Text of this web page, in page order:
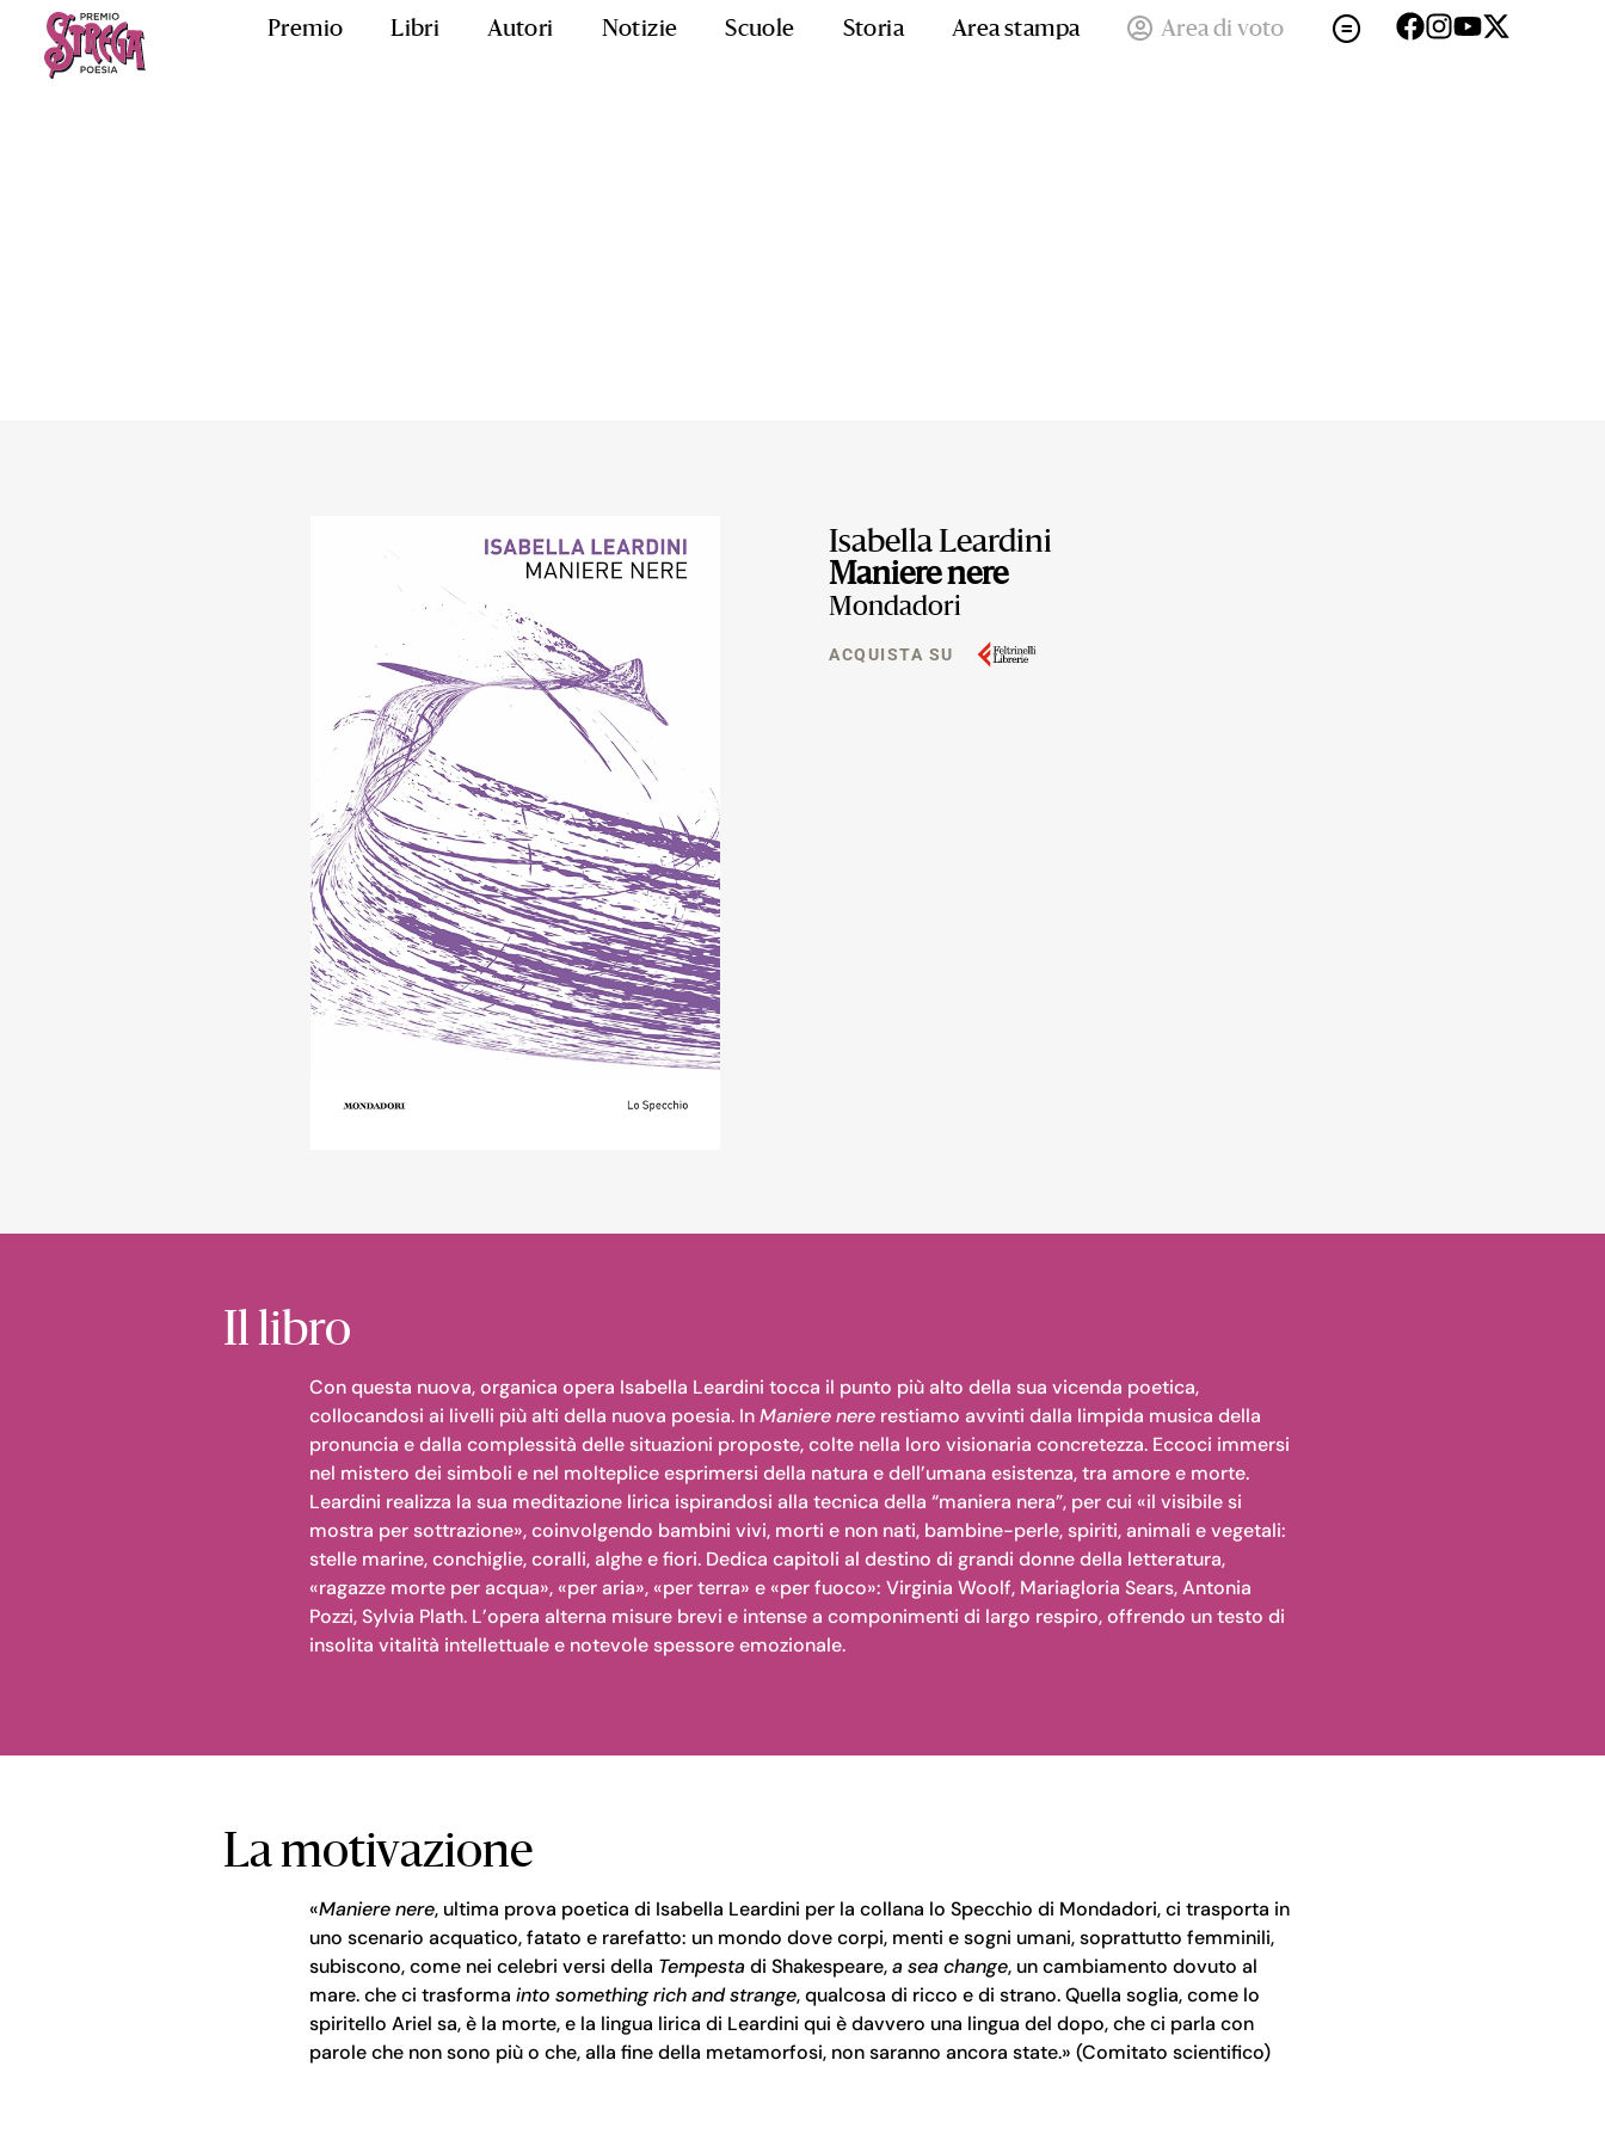
Premio Libri Autori Notizie Scuole Storia Area stampa Area di voto
Isabella Leardini
Maniere nere
Mondadori
ACQUISTA SU
Il libro
Con questa nuova, organica opera Isabella Leardini tocca il punto più alto della sua vicenda poetica,
collocandosi ai livelli più alti della nuova poesia. InManiere nererestiamo avvinti dalla limpida musica della
pronuncia e dalla complessità delle situazioni proposte, colte nella loro visionaria concretezza. Eccoci immersi
nel mistero dei simboli e nel molteplice esprimersi della natura e dell’umana esistenza, tra amore e morte.
Leardini realizza la sua meditazione lirica ispirandosi alla tecnica della “maniera nera”, per cui «il visibile si
mostra per sottrazione», coinvolgendo bambini vivi, morti e non nati, bambine-perle, spiriti, animali e vegetali:
stelle marine, conchiglie, coralli, alghe e fiori. Dedica capitoli al destino di grandi donne della letteratura,
«ragazze morte per acqua», «per aria», «per terra» e «per fuoco»: Virginia Woolf, Mariagloria Sears, Antonia
Pozzi, Sylvia Plath. L’opera alterna misure brevi e intense a componimenti di largo respiro, offrendo un testo di
insolita vitalità intellettuale e notevole spessore emozionale.
La motivazione
«Maniere nere, ultima prova poetica di Isabella Leardini per la collana lo Specchio di Mondadori, ci trasporta in
uno scenario acquatico, fatato e rarefatto: un mondo dove corpi, menti e sogni umani, soprattutto femminili,
subiscono, come nei celebri versi della Tempestadi Shakespeare,a sea change, un cambiamento dovuto al
mare. che ci trasforma into something rich and strange, qualcosa di ricco e di strano. Quella soglia, come lo
spiritello Ariel sa, è la morte, e la lingua lirica di Leardini qui è davvero una lingua del dopo, che ci parla con
parole che non sono più o che, alla fine della metamorfosi, non saranno ancora state.» (Comitato scientifico)